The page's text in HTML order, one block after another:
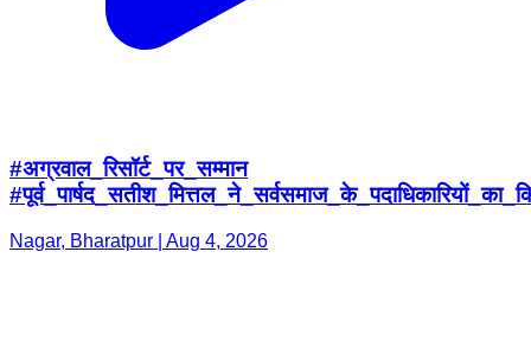
#अग्रवाल_रिसॉर्ट_पर_सम्मान
Nagar, Bharatpur | Aug 4, 2026